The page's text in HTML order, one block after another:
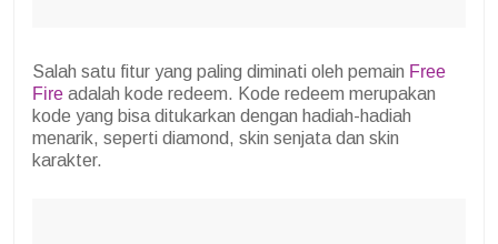
Salah satu fitur yang paling diminati oleh pemain Free
Fire adalah kode redeem. Kode redeem merupakan
kode yang bisa ditukarkan dengan hadiah-hadiah
menarik, seperti diamond, skin senjata dan skin
karakter.